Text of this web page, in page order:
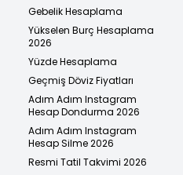
Gebelik Hesaplama
Yükselen Burç Hesaplama
2026
Yüzde Hesaplama
Geçmiş Döviz Fiyatları
Adım Adım Instagram
Hesap Dondurma 2026
Adım Adım Instagram
Hesap Silme 2026
Resmi Tatil Takvimi 2026